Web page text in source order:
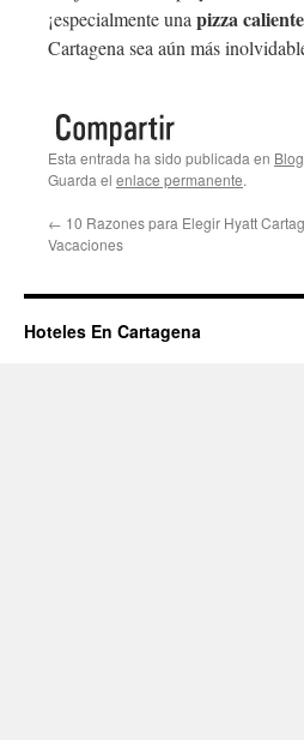
¡especialmente una pizza caliente
Cartagena sea aún más
Esta entrada ha sido publicada en Blog
Guarda el enlace permanente.
← 10 Razones para Elegir Hyatt
Vacaciones
Hoteles En Cartagena